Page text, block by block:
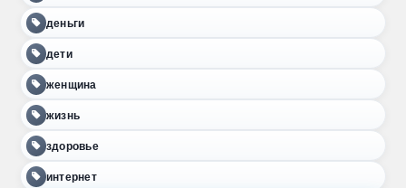
деньги
дети
женщина
жизнь
здоровье
интернет